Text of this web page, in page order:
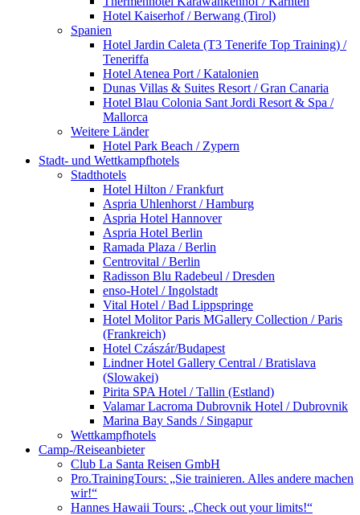
Hotel Kaiserhof / Berwang (Tirol)
Spanien
Hotel Jardin Caleta (T3 Tenerife Top Training) /
Teneriffa
Hotel Atenea Port / Katalonien
Dunas Villas & Suites Resort / Gran Canaria
Hotel Blau Colonia Sant Jordi Resort & Spa /
Mallorca
Weitere Länder
Hotel Park Beach / Zypern
Stadt- und Wettkampfhotels
Stadthotels
Hotel Hilton / Frankfurt
Aspria Uhlenhorst / Hamburg
Aspria Hotel Hannover
Aspria Hotel Berlin
Ramada Plaza / Berlin
Centrovital / Berlin
Radisson Blu Radebeul / Dresden
enso-Hotel / Ingolstadt
Vital Hotel / Bad Lippspringe
Hotel Molitor Paris MGallery Collection / Paris
(Frankreich)
Hotel Czászár/Budapest
Lindner Hotel Gallery Central / Bratislava
(Slowakei)
Pirita SPA Hotel / Tallin (Estland)
Valamar Lacroma Dubrovnik Hotel / Dubrovnik
Marina Bay Sands / Singapur
Wettkampfhotels
Camp-/Reiseanbieter
Club La Santa Reisen GmbH
Pro.TrainingTours: „Sie trainieren. Alles andere machen
wir!“
Hannes Hawaii Tours: „Check out your limits!“